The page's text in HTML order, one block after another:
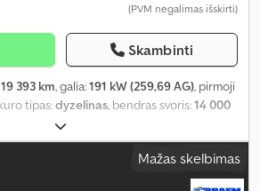
(PVM negalimas išskirti)
Skambinti
19 393 km, galia:191 kW (259,69 AG), pirmoji
tipas:dyzelinas, bendras svoris:14 000
, spalva:
euro2, bendras plotis:2 400 mm,
1997, Įranga:ABS,
Mažas skelbimas